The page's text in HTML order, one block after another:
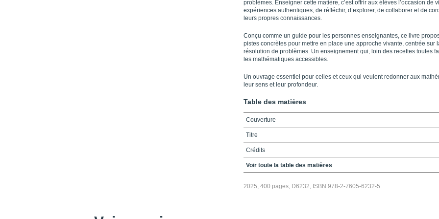
problèmes. Enseigner cette matière, c’est offrir aux élèves l’occasion de
expériences authentiques, de réfléchir, d’explorer, de collaborer et de
leurs propres connaissances.
Conçu comme un guide pour les personnes enseignantes, ce livre
pistes concrètes pour mettre en place une approche vivante, centrée sur
résolution de problèmes. Un enseignement qui, loin des recettes toutes
les mathématiques accessibles.
Un ouvrage essentiel pour celles et ceux qui veulent redonner aux
leur sens et leur profondeur.
Table des matières
Couverture
Titre
Crédits
Préface / Réflexions éparses sur les mathématiques et leur apprentissage
Voir toute la table des matières
2025, 400 pages, D6232, ISBN 978-2-7605-6232-5